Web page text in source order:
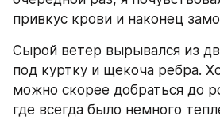
привкус крови и наконец
Сырой ветер вырывался из
под куртку и щекоча ребра.
можно скорее добраться до
где всегда было немного